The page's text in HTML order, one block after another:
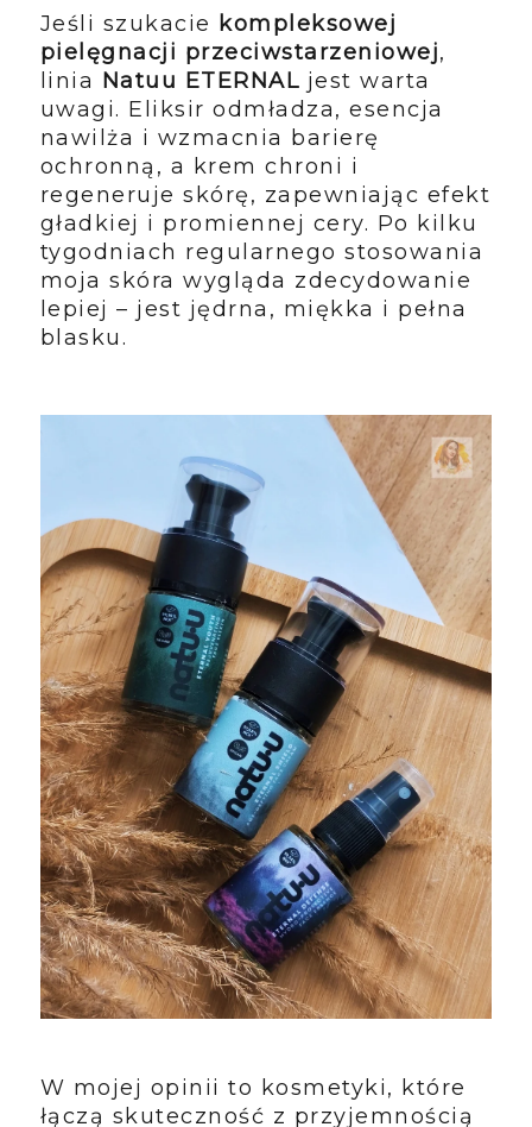
Jeśli szukacie kompleksowej
pielęgnacji przeciwstarzeniowej,
linia Natuu ETERNAL jest warta
uwagi. Eliksir odmładza, esencja
nawilża i wzmacnia barierę
ochronną, a krem chroni i
regeneruje skórę, zapewniając efekt
gładkiej i promiennej cery. Po kilku
tygodniach regularnego stosowania
moja skóra wygląda zdecydowanie
lepiej – jest jędrna, miękka i pełna
blasku.
W mojej opinii to kosmetyki, które
łączą skuteczność z przyjemnością